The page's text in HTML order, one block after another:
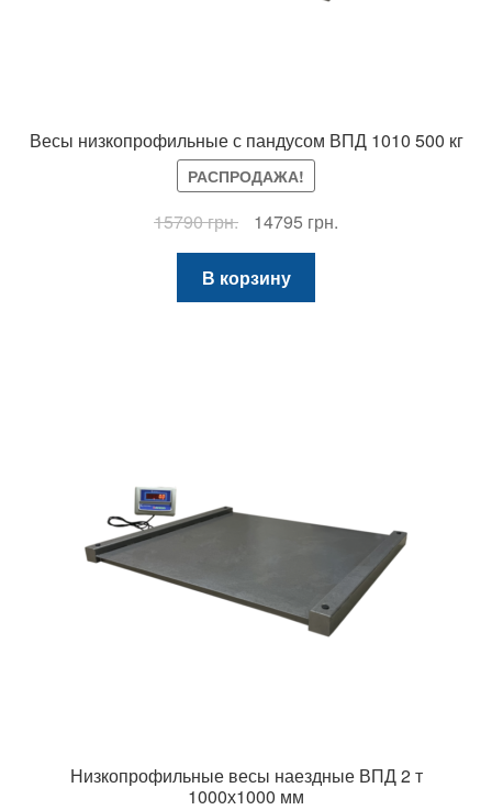
Весы низкопрофильные с пандусом ВПД 1010 500 кг
РАСПРОДАЖА!
15790грн.
Первоначальная
цена
составляла
15790 грн..
14795 грн.Текущая
В корзину
Низкопрофильные весы наездные ВПД 2 т
1000х1000 мм